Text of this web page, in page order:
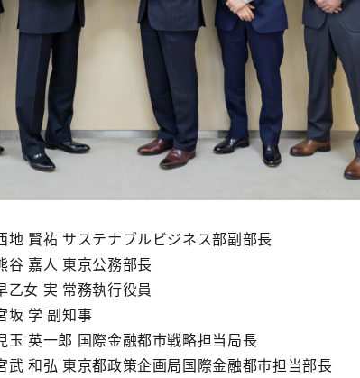
祐 サステナブルビジネス部副部長
嘉人 東京公務部長
実 常務執行役員
知事
金融都市戦略担当局長
政策企画局国際金融都市担当部長